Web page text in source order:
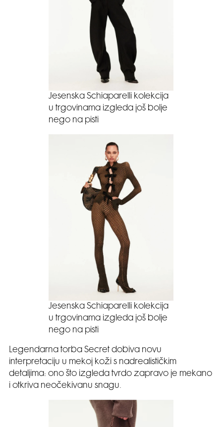
Jesenska Schiaparelli kolekcija
u trgovinama izgleda još bolje
nego na pisti
Jesenska Schiaparelli kolekcija
u trgovinama izgleda još bolje
nego na pisti
Legendarna torba Secret dobiva novu
interpretaciju u mekoj koži s nadrealističkim
detaljima: ono što izgleda tvrdo zapravo je mekano
i otkriva neočekivanu snagu.